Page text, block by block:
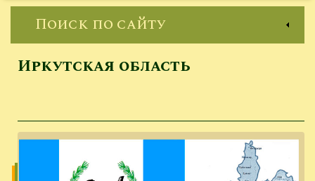
Поиск по сайту
Иркутская область